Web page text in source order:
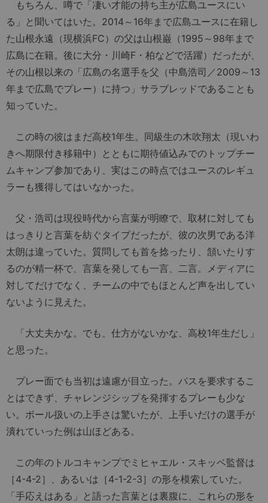
もちろん、噂で「凄い才能の持ち主が広島ユースにい
る」と聞いてはいた。2014～16年まで広島ユースに在籍し
た山根永遠（現横浜FC）の父は山根巌（1995～98年まで
広島に在籍。後に大分・川崎F・柏などで活躍）だったが、
その山根以来の「広島の名選手を父（中島浩司／2009～13
年まで広島でプレー）に持つ」サラブレッドであることも
知っていた。
この時の彼はまだ高校1年生。同級生の木吹翔太（現いわ
きへ期限付き移籍中）とともに期待値込みでのトップチー
ムキャンプ参加であり、実はこの時点ではユースのレギュ
ラーも獲得してはいなかった。
父・浩司は現役時代から言葉が明瞭で、取材に対しても
はっきりと言葉を紡ぐタイプだったが、彼の次男である洋
太朗は違っていた。質問しても首を捻ったり、頷いたりす
るのが精一杯で、言葉を発しても一言、二言。メディアに
対してだけでなく、チームの中でもほとんど声を出してい
ないように見えた。
「大丈夫かな。でも、仕方がないかな、高校1年生だし」
と思った。
プレー面でも当初は遠慮が目立った。パスを要求するこ
とはできず、チャレンジシップを発揮するプレーも少な
い。ボール扱いの上手さは驚いたが、上手いだけの選手が
潰れていった例は山ほどある。
この年のトルコキャンプでミヒャエル・スキッベ監督は
［4-4-2］、あるいは［4-1-2-3］の形を模索していた。
「手応えはある」と語った言葉とは裏腹に、これらの形を